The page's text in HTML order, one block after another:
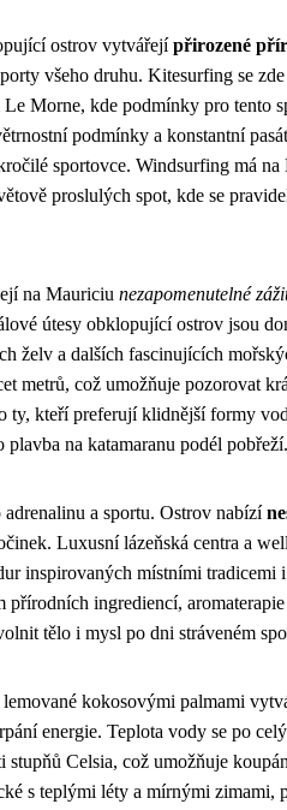
ostrov vytvářejípřirozené
všeho druhu. Kitesurfing se
Morne, kde podmínky pro tento
podmínky a konstantní
sportovce. Windsurfing má
proslulých spot, kde se
na Mauriciu nezapomenutelné
útesy obklopující ostrov jsou
želv a dalších fascinujících
metrů, což umožňuje pozorovat
ty, kteří preferují klidnější formy
na katamaranu podél pobřeží.
a sportu. Ostrov nabízí
Luxusní lázeňská centra a
inspirovaných místními tradicemi
přírodních ingrediencí,
tělo i mysl po dni stráveném
kokosovými palmami
energie. Teplota vody se po
stupňů Celsia, což umožňuje
s teplými léty a mírnými zimami,